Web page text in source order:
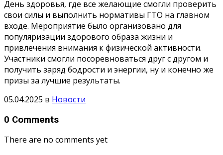
День здоровья, где все желающие смогли проверить
свои силы и выполнить нормативы ГТО на главном
входе. Мероприятие было организовано для
популяризации здорового образа жизни и
привлечения внимания к физической активности.
Участники смогли посоревноваться друг с другом и
получить заряд бодрости и энергии, ну и конечно же
призы за лучшие результаты.
05.04.2025 в Новости
0 Comments
There are no comments yet